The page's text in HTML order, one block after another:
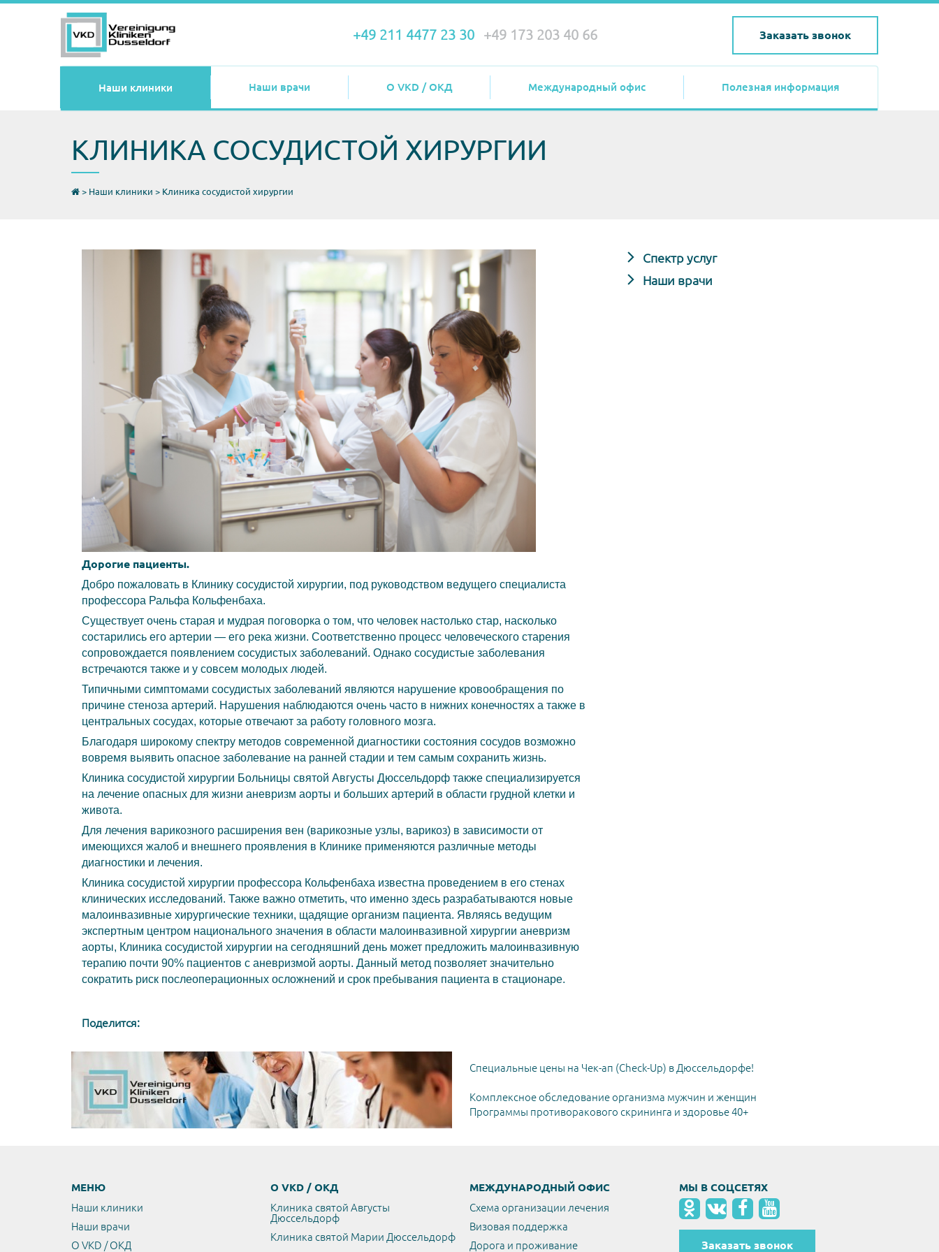
+49 211 4477 23 30 +49 173 203 40 66 Заказать звонок
Наши клиники Наши врачи О VKD / ОКД Международный офис Полезная информация
КЛИНИКА СОСУДИСТОЙ ХИРУРГИИ
> Наши клиники > Клиника сосудистой хирургии
Дорогие пациенты.
Добро пожаловать в Клинику сосудистой хирургии, под руководством ведущего специалиста
профессора Ральфа Кольфенбаха.
Существует очень старая и мудрая поговорка о том, что человек настолько стар, насколько
состарились его артерии — его река жизни. Соответственно процесс человеческого старения
сопровождается появлением сосудистых заболеваний. Однако сосудистые заболевания
встречаются также и у совсем молодых людей.
Типичными симптомами сосудистых заболеваний являются нарушение кровообращения по
причине стеноза артерий. Нарушения наблюдаются очень часто в нижних конечностях а также в
центральных сосудах, которые отвечают за работу головного мозга.
Благодаря широкому спектру методов современной диагностики состояния сосудов возможно
вовремя выявить опасное заболевание на ранней стадии и тем самым сохранить жизнь.
Клиника сосудистой хирургии Больницы святой Августы Дюссельдорф также специализируется
на лечение опасных для жизни аневризм аорты и больших артерий в области грудной клетки и
живота.
Для лечения варикозного расширения вен (варикозные узлы, варикоз) в зависимости от
имеющихся жалоб и внешнего проявления в Клинике применяются различные методы
диагностики и лечения.
Клиника сосудистой хирургии профессора Кольфенбаха известна проведением в его стенах
клинических исследований. Также важно отметить, что именно здесь разрабатываются новые
малоинвазивные хирургические техники, щадящие организм пациента. Являясь ведущим
экспертным центром национального значения в области малоинвазивной хирургии аневризм
аорты, Клиника сосудистой хирургии на сегодняшний день может предложить малоинвазивную
терапию почти 90% пациентов с аневризмой аорты. Данный метод позволяет значительно
сократить риск послеоперационных осложнений и срок пребывания пациента в стационаре.
Поделится:
Спектр услуг
Наши врачи
Специальные цены на Чек-ап (Check-Up) в Дюссельдорфе!
Комплексное обследование организма мужчин и женщин
Программы противоракового скрининга и здоровье 40+
МЕНЮ
Наши клиники
Наши врачи
О VKD / ОКД
О VKD / ОКД
Клиника святой Августы
Дюссельдорф
Клиника святой Марии Дюссельдорф
МЕЖДУНАРОДНЫЙ ОФИС
Схема организации лечения
Визовая поддержка
Дорога и проживание
МЫ В СОЦСЕТЯХ
Заказать звонок